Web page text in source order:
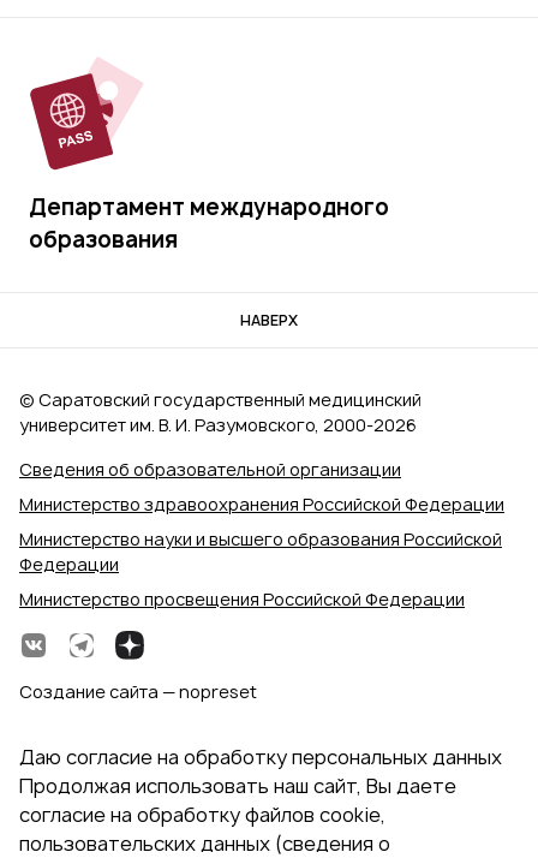
Департамент международного
образования
НАВЕРХ
Сведения об образовательной организации
Министерство здравоохранения Российской Федерации
Министерство науки и высшего образования Российской
Федерации
Министерство просвещения Российской Федерации
© Саратовский государственный медицинский
университет им. В. И. Разумовского, 2000‑2026
Создание сайта — nopreset
Даю согласие на обработку персональных данных
Продолжая использовать наш сайт, Вы даете
согласие на обработку файлов cookie,
пользовательских данных (сведения о